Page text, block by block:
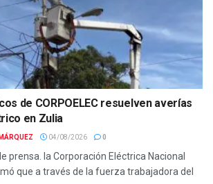
de CORPOELEC resuelven averías
en Zulia
04/08/2026 0
prensa. la Corporación Eléctrica Nacional
que a través de la fuerza trabajadora del